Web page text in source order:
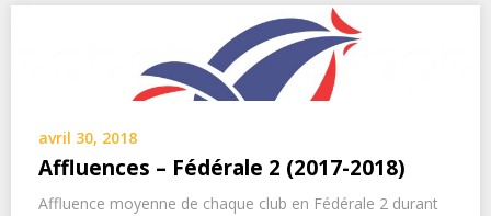
avril 30, 2018
Affluences – Fédérale 2 (2017-2018)
Affluence moyenne de chaque club en Fédérale 2 durant